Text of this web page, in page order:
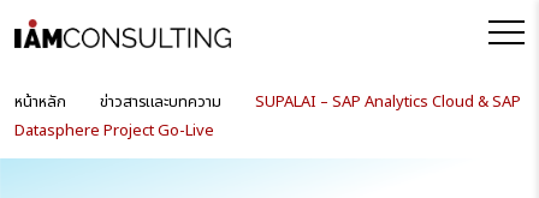
หน้าหลัก ข่าวสารและบทความ
SUPALAI – SAP Analytics Cloud & SAP
Datasphere Project Go-Live